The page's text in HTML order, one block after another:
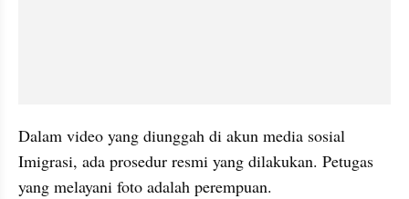
Dalam video yang diunggah di akun media sosial
Imigrasi, ada prosedur resmi yang dilakukan. Petugas
yang melayani foto adalah perempuan.